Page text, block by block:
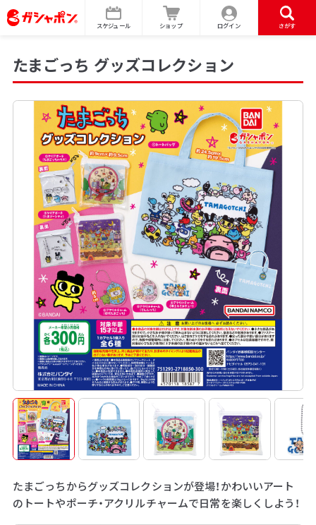
スケジュール ショップ ログイン さがす
たまごっち グッズコレクション
たまごっちからグッズコレクションが登場！かわいいアート
のトートやポーチ・アクリルチャームで日常を楽しくしよう！